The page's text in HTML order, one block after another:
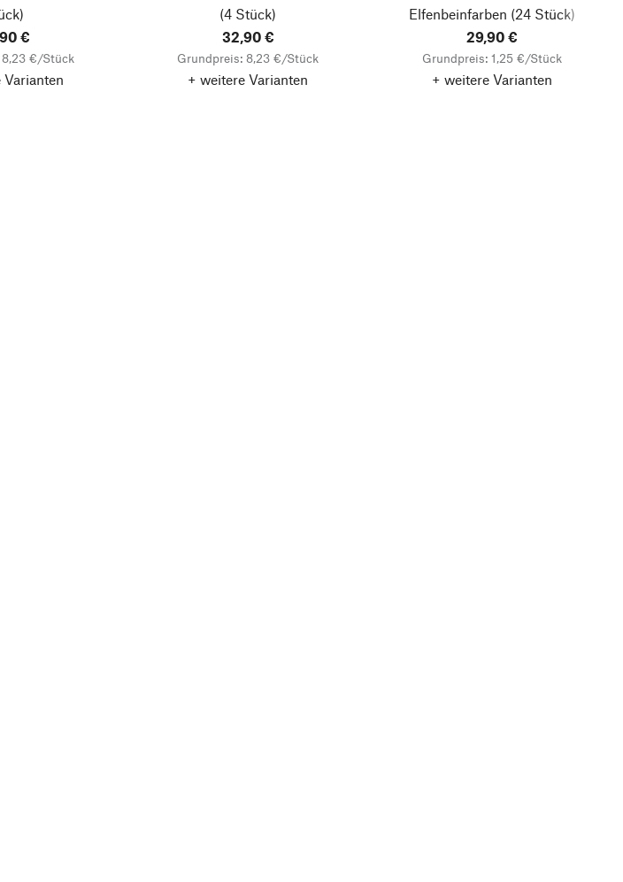
€
€/Stück
Varianten
(4 Stück)
32,90 €
Grundpreis: 8,23 €/Stück
+ weitere Varianten
Elfenbeinfarben (24 Stück)
29,90 €
Grundpreis: 1,25 €/Stück
+ weitere Varianten